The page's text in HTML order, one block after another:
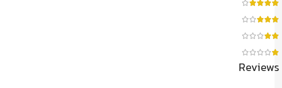
Reviews